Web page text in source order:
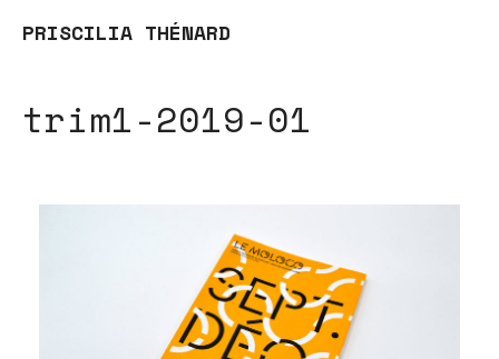
PRISCILIA THÉNARD
trim1-2019-01